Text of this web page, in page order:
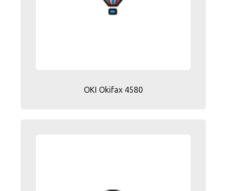
OKI Okifax 4580